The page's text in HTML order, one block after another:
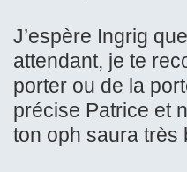
J’espère Ingrig
attendant, je te
porter ou de la
précise Patrice et
ton oph saura très